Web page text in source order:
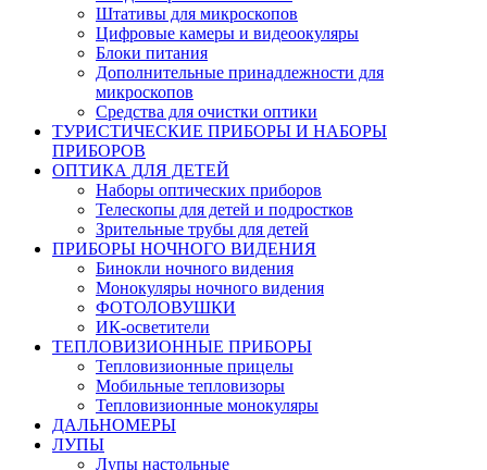
Штативы для микроскопов
Цифровые камеры и видеоокуляры
Блоки питания
Дополнительные принадлежности для
микроскопов
Средства для очистки оптики
ТУРИСТИЧЕСКИЕ ПРИБОРЫ И НАБОРЫ
ПРИБОРОВ
ОПТИКА ДЛЯ ДЕТЕЙ
Наборы оптических приборов
Телескопы для детей и подростков
Зрительные трубы для детей
ПРИБОРЫ НОЧНОГО ВИДЕНИЯ
Бинокли ночного видения
Монокуляры ночного видения
ФОТОЛОВУШКИ
ИК-осветители
ТЕПЛОВИЗИОННЫЕ ПРИБОРЫ
Тепловизионные прицелы
Мобильные тепловизоры
Тепловизионные монокуляры
ДАЛЬНОМЕРЫ
ЛУПЫ
Лупы настольные